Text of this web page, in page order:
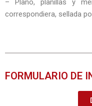
– Plano, planillas y
correspondiera, sellada
FORMULARIO DE